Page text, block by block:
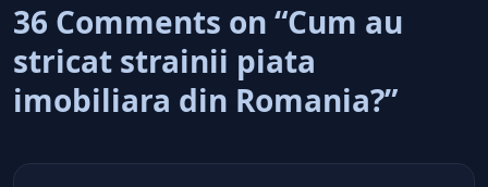
36 Comments on “Cum au
stricat strainii piata
imobiliara din Romania?”